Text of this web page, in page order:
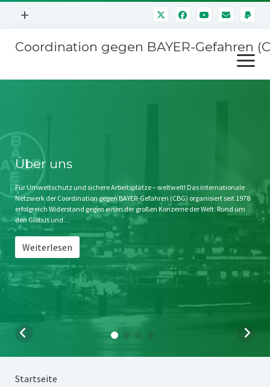
Menü
+
Mitmachen
Kontakt
Impressum
Störfälle
Coordination gegen BAYER-Gefahren
Menü
öffnen
Stichwort BAYER
Jahrestagung
SPENDEN
Über uns
Für Umweltschutz und sichere Arbeitsplätze – weltweit! Das internationale
Netzwerk der Coordination gegen BAYER-Gefahren (CBG) organisiert seit 1978
erfolgreich Widerstand gegen einen der großen Konzerne der Welt. Rund um
den Globus und…
Weiterlesen
Startseite